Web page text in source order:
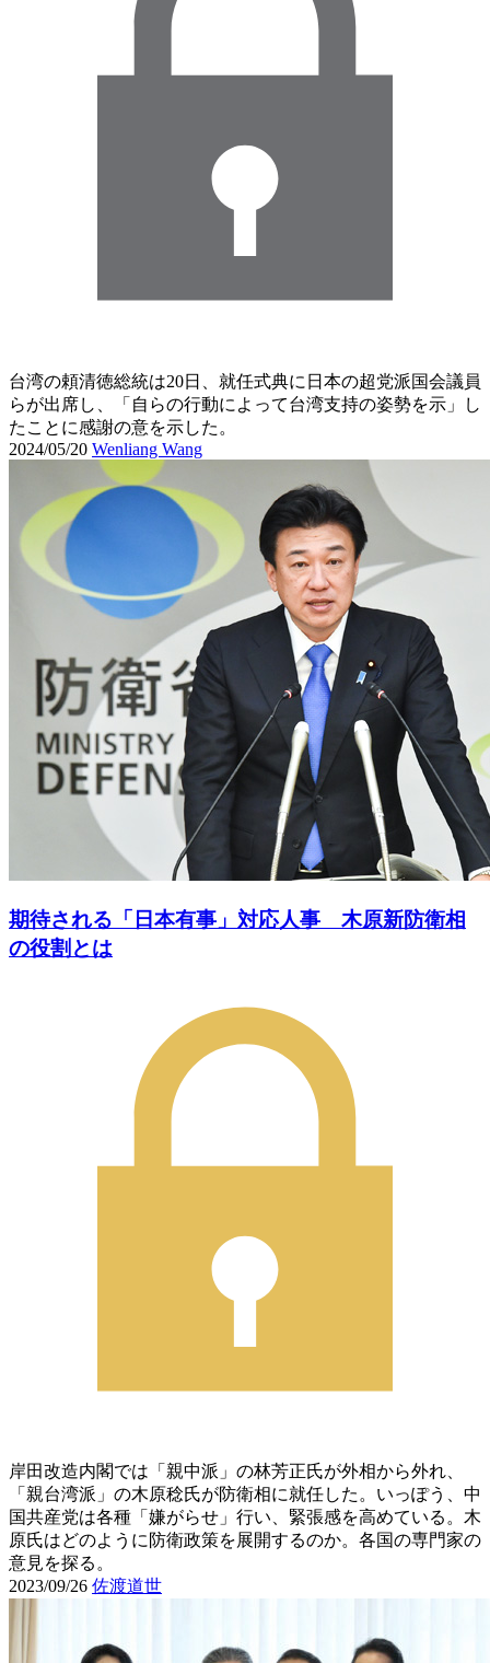
台湾の頼清徳総統は20日、就任式典に日本の超党派国会議員
らが出席し、「自らの行動によって台湾支持の姿勢を示」し
たことに感謝の意を示した。
2024/05/20 Wenliang Wang
期待される「日本有事」対応人事 木原新防衛相
の役割とは
岸田改造内閣では「親中派」の林芳正氏が外相から外れ、
「親台湾派」の木原稔氏が防衛相に就任した。いっぽう、中
国共産党は各種「嫌がらせ」行い、緊張感を高めている。木
原氏はどのように防衛政策を展開するのか。各国の専門家の
意見を探る。
2023/09/26 佐渡道世